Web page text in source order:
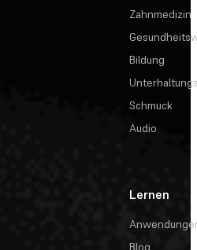
Zahnmedizin
Bildung
Schmuck
Audio
Lernen
Blog